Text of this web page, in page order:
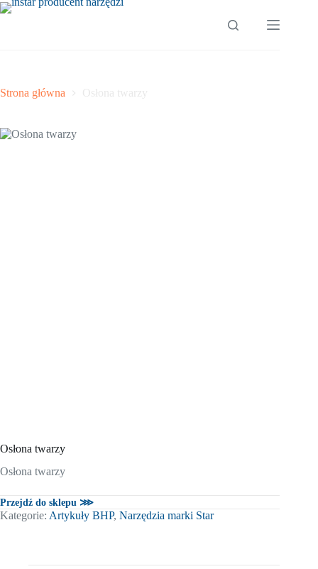
Przejdź
Strona główna
Osłona twarzy
Osłona twarzy
Przejdź do sklepu ⋙
Kategorie: Artykuły BHP, Narzędzia marki Star